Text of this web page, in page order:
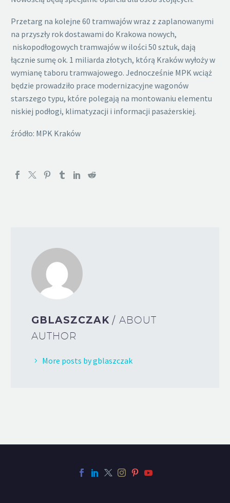
Przetarg na kolejne 60 tramwajów wraz z zaplanowanymi
na przyszły rok dostawami do Krakowa nowych,
niskopodłogowych tramwajów w ilości 50 sztuk, dają
łącznie sumę ok. 1 miliarda złotych, którą Kraków wyłoży w
wymianę taboru tramwajowego. Jednocześnie MPK wciąż
będzie prowadziło prace modernizacyjne wagonów
starszego typu, które polegają na montowaniu elementu
niskiej podłogi, klimatyzacji i informacji pasażerskiej.
źródło: MPK Kraków
GBLASZCZAK / ABOUT
AUTHOR
More posts by gblaszczak